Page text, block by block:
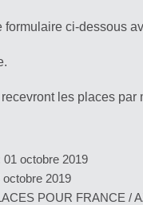
formulaire ci-dessous
les places par
01 octobre 2019
octobre 2019
POUR FRANCE /